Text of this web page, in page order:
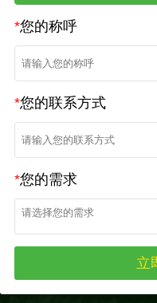
*您的称呼
*您的联系方式
*您的需求